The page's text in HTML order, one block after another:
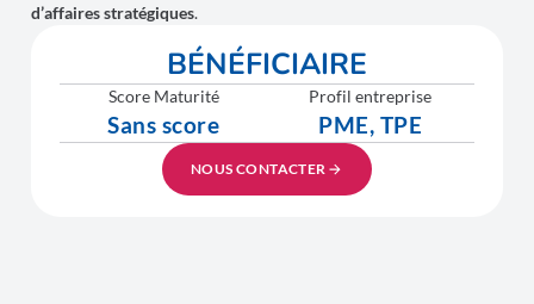
d’affaires stratégiques.
BÉNÉFICIAIRE
Score Maturité
Sans score
Profil entreprise
PME, TPE
NOUS CONTACTER